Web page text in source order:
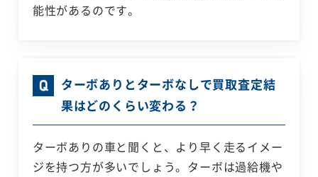
能性があるのです。
ターボありとターボなしで買取査定結
果はどのくらい変わる？
ターボありの車と聞くと、より早く走るイメー
ジを持つ方が多いでしょう。ターボは過給機や